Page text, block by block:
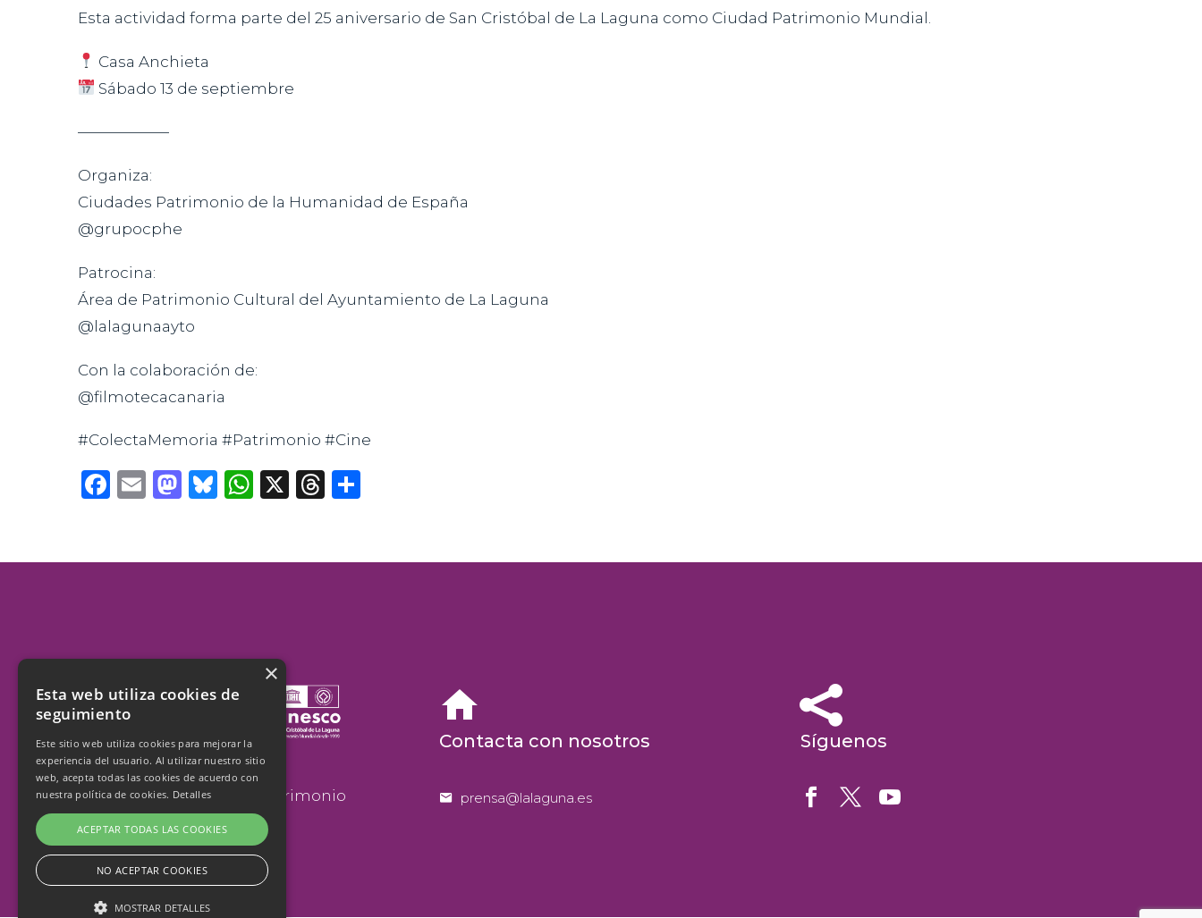
Esta actividad forma parte del 25 aniversario de San Cristóbal de La Laguna como Ciudad Patrimonio Mundial.
Casa Anchieta
Sábado 13 de septiembre
——————
Organiza:
Ciudades Patrimonio de la Humanidad de España
@grupocphe
Patrocina:
Área de Patrimonio Cultural del Ayuntamiento de La Laguna
@lalagunaayto
Con la colaboración de:
@filmotecacanaria
#ColectaMemoria #Patrimonio #Cine
Facebook
EmailMastodon
Bluesky
WhatsApp
X Threads
San Cristobal de La Laguna
cumple 25 años como Patrimonio
de la Humanidad


Contacta con nosotros

 prensa@lalaguna.es


Síguenos
Esta web utiliza cookies de
seguimiento
Este sitio web utiliza cookies para mejorar la
experiencia del usuario. Al utilizar nuestro sitio
web, acepta todas las cookies de acuerdo con
nuestra política de cookies. Detalles
ACEPTAR TODAS LAS COOKIES
NO ACEPTAR COOKIES
MOSTRAR DETALLES
×